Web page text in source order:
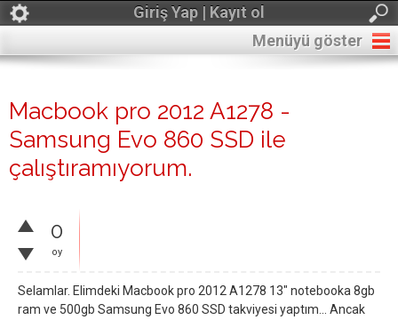
Giriş Yap | Kayıt ol
Menüyü göster
Macbook pro 2012 A1278 -
Samsung Evo 860 SSD ile
çalıştıramıyorum.
0
oy
Selamlar. Elimdeki Macbook pro 2012 A1278 13" notebooka 8gb
ram ve 500gb Samsung Evo 860 SSD takviyesi yaptım... Ancak